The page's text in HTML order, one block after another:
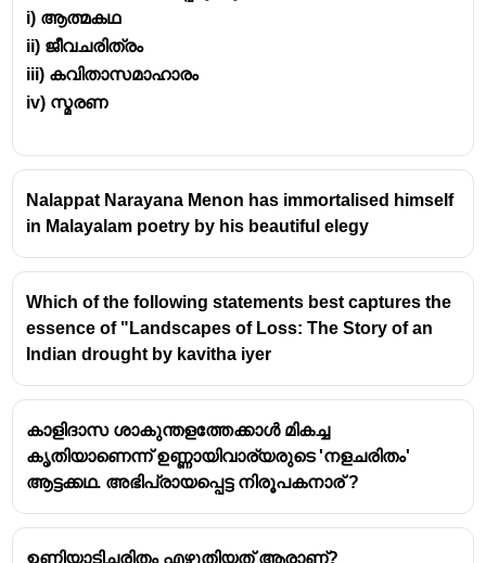
കോകിലസന്ദേശം
തിരുനെല്ലി, തളിപ്പറമ്പ്, തൃച്ചംബരം,
ഉത്തരകേരളത്തിലുള്ള
പ്രതിപാദിക്കുന്നു.
സാമൂതിരിപ്പാടിന്റെ ഭരണത്തിൻ കീഴിൽ
കോഴിക്കോട് തുറമുഖത്ത് തിങ്ങിക്കിടക്കുന്ന
കപ്പലുകളെക്കുറിച്ചും, മാമാങ്കത്തെപ്പറ്റിയും
പ്രതിപാദിക്കുന്നു.
കോകില സന്ദേശത്തിന്റെ രചയിതാവ് -ഉദ്ദണ്ഡ
ശാസ്ത്രി
കോഴിക്കോട്ടെ മാനവിക്രമൻ നമ്പൂതിരിപ്പാടിന്റെ
'വസുമതി വിക്രമം'എന്ന കൃതിയുടെ കർത്താവ്
i) ആത്മകഥ
ii) ജീവചരിത്രം
iii) കവിതാസമാഹാരം
iv) സ്മരണ
Nalappat Narayana Menon has immortalised himself
in Malayalam poetry by his beautiful elegy
Which of the following statements best captures the
essence of "Landscapes of Loss: The Story of an
Indian drought by kavitha iyer
കാളിദാസ ശാകുന്തളത്തേക്കാൾ മികച്ച
കൃതിയാണെന്ന് ഉണ്ണായിവാര്യരുടെ 'നളചരിതം'
ആട്ടക്കഥ. അഭിപ്രായപ്പെട്ട നിരൂപകനാര് ?
ഉണ്ണിയാടിചരിതം എഴുതിയത് ആരാണ്?